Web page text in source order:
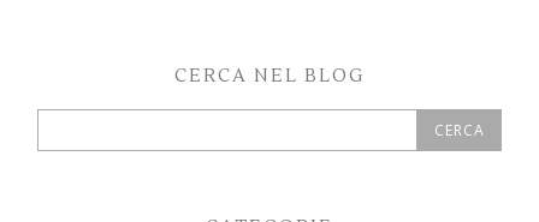
CERCA NEL BLOG